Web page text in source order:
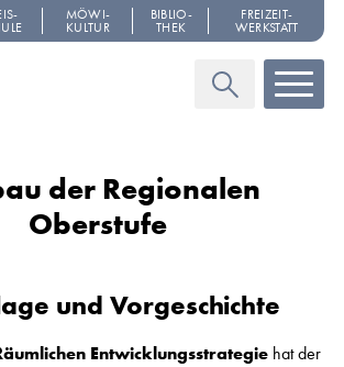
in Möriken-Wildegg
MÖWI­
KULTUR
BIBLIO­
THEK
FREIZEIT­
WERKSTATT
Suche
der Regionalen
Oberstufe
und Vorgeschichte
Entwicklungsstrategiehat der